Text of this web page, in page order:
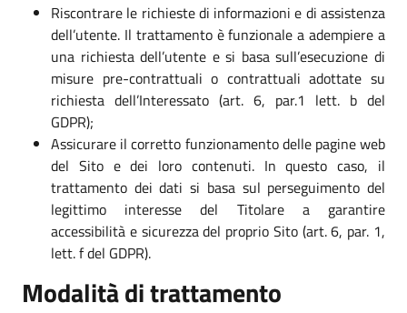
Riscontrare le richieste di informazioni e di assistenza
dell’utente. Il trattamento è funzionale a adempiere a
una richiesta dell’utente e si basa sull’esecuzione di
misure pre-contrattuali o contrattuali adottate su
richiesta dell’Interessato (art. 6, par.1 lett. b del
GDPR);
Assicurare il corretto funzionamento delle pagine web
del Sito e dei loro contenuti. In questo caso, il
trattamento dei dati si basa sul perseguimento del
legittimo interesse del Titolare a garantire
accessibilità e sicurezza del proprio Sito (art. 6, par. 1,
lett. f del GDPR).
Modalità di trattamento